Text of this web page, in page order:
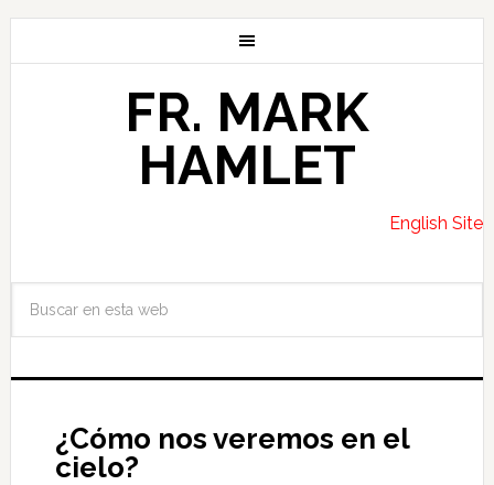
FR. MARK
HAMLET
English Site
¿Cómo nos veremos en el
cielo?